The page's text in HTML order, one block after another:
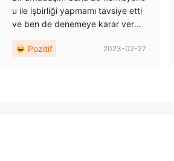
u ile işbirliği yapmamı tavsiye etti
ve ben de denemeye karar verdi
ey herkes gibidir. Oldukça iyi ope
Pozitif 2023-02-27